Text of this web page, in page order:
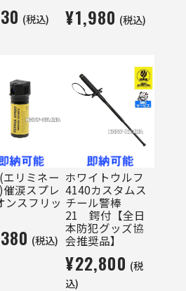
(税込) ¥1,980 (税込)
リミネー
催涙スプレ
ンスフリッ
(税込)
ホワイトウルフ
4140カスタムス
チール警棒
21 鍔付【全日
本防犯グッズ協
会推奨品】
¥22,800 (税
込)